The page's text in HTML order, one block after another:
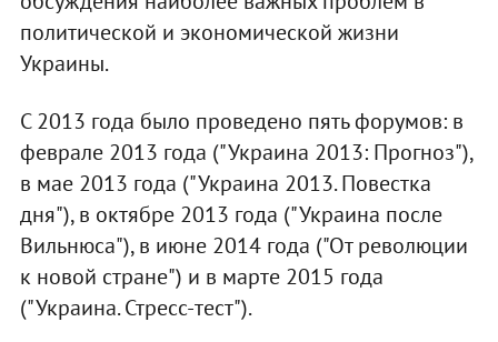
политической и экономической жизни
Украины.
С 2013 года было проведено пять форумов: в
феврале 2013 года ("Украина 2013: Прогноз"),
в мае 2013 года ("Украина 2013. Повестка
дня"), в октябре 2013 года ("Украина после
Вильнюса"), в июне 2014 года ("От революции
к новой стране") и в марте 2015 года
("Украина. Стресс-тест").